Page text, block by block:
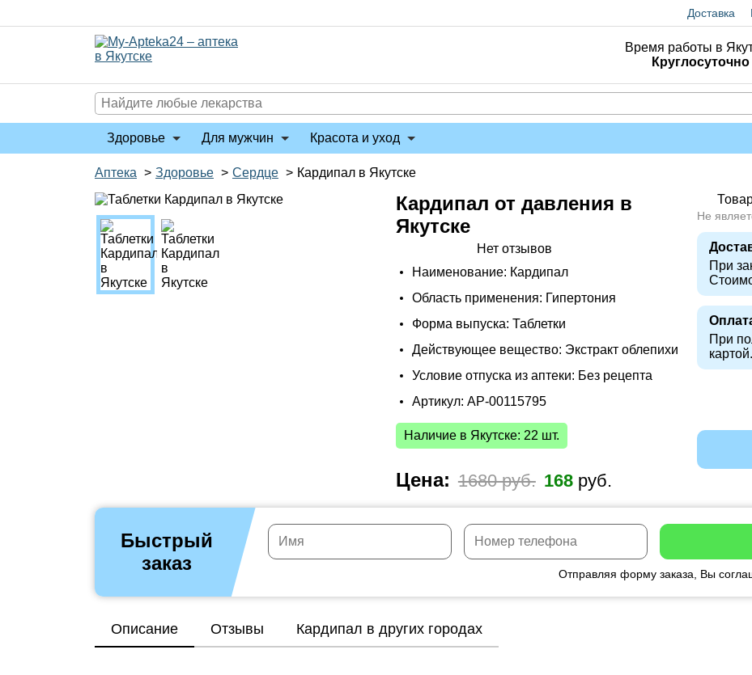
Доставка
Время работы в
Круглосуточно
Здоровье Для мужчин Красота и уход
Аптека > Здоровье > Сердце > Кардипал в Якутске
Кардипал от давления в
Якутске
Нет отзывов
Наименование: Кардипал
Область применения: Гипертония
Форма выпуска: Таблетки
Действующее вещество: Экстракт облепихи
Условие отпуска из аптеки: Без рецепта
Артикул: AP-00115795
Наличие в Якутске: 22 шт.
Цена: 1680 руб. 168руб.
Не
При
При
картой.
Быстрый
заказ
Отправляя форму заказа, Вы
Описание Отзывы Кардипал в других городах